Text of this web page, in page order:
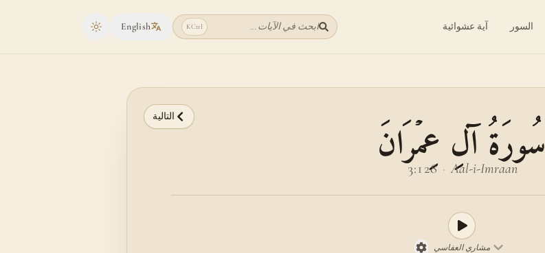
السور آية عشوائية ابحث في الآيات... Ctrl
K
English
Toggle theme
التالية
سُورَةُ آلِ عِمۡرَانَ
Aal-i-Imraan
·
3:128
مشاري العفاسي